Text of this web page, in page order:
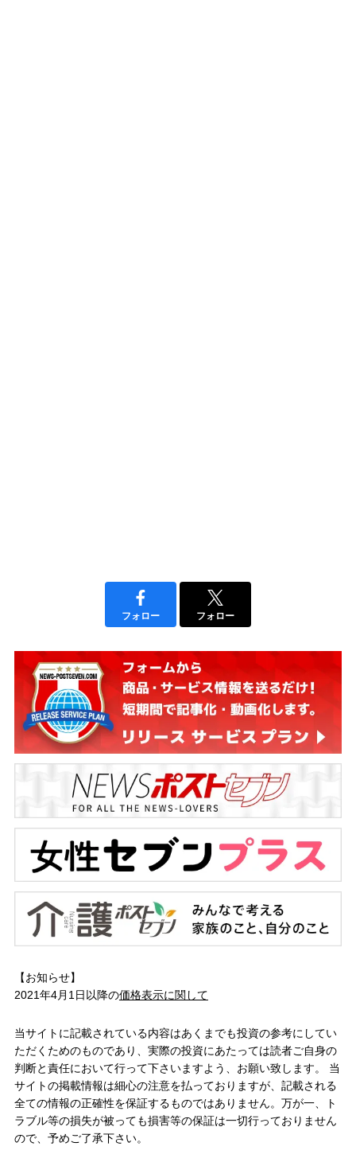
フォロー フォロー
【お知らせ】
2021年4月1日以降の価格表示に関して
当サイトに記載されている内容はあくまでも投資の参考にしてい
ただくためのものであり、実際の投資にあたっては読者ご自身の
判断と責任において行って下さいますよう、お願い致します。 当
サイトの掲載情報は細心の注意を払っておりますが、記載される
全ての情報の正確性を保証するものではありません。万が一、ト
ラブル等の損失が被っても損害等の保証は一切行っておりません
ので、予めご了承下さい。